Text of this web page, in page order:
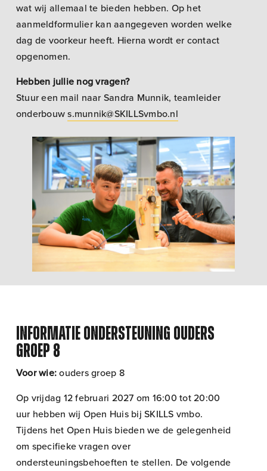
wat wij allemaal te bieden hebben. Op het
aanmeldformulier kan aangegeven worden welke
dag de voorkeur heeft. Hierna wordt er contact
opgenomen.
Hebben jullie nog vragen?
Stuur een mail naar Sandra Munnik, teamleider
onderbouws.munnik@SKILLSvmbo.nl
Informatie ondersteuning ouders
groep 8
Voor wie:ouders groep 8
Op vrijdag 12 februari 2027 om 16:00 tot 20:00
uur hebben wij Open Huis bij SKILLS vmbo.
Tijdens het Open Huis bieden we de gelegenheid
om specifieke vragen over
ondersteuningsbehoeften te stellen. De volgende